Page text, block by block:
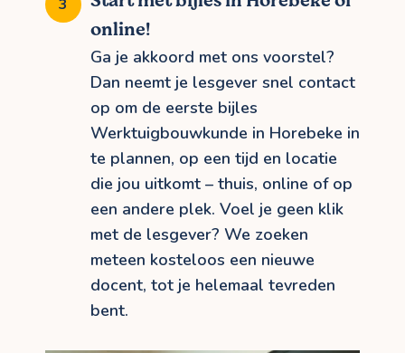
online!
Ga je akkoord met ons voorstel?
Dan neemt je lesgever snel contact
op om de eerste bijles
Werktuigbouwkunde in Horebeke in
te plannen, op een tijd en locatie
die jou uitkomt – thuis, online of op
een andere plek. Voel je geen klik
met de lesgever? We zoeken
meteen kosteloos een nieuwe
docent, tot je helemaal tevreden
bent.